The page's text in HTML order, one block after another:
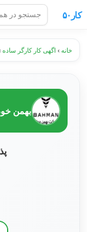
کار۵۰
خانه › اگهی کار کارگر ساده
بهمن